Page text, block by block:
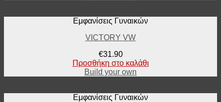
Εμφανίσεις Γυναικών
VICTORY VW
€31.90
Προσθήκη στο καλάθι
Build your own
Εμφανίσεις Γυναικών